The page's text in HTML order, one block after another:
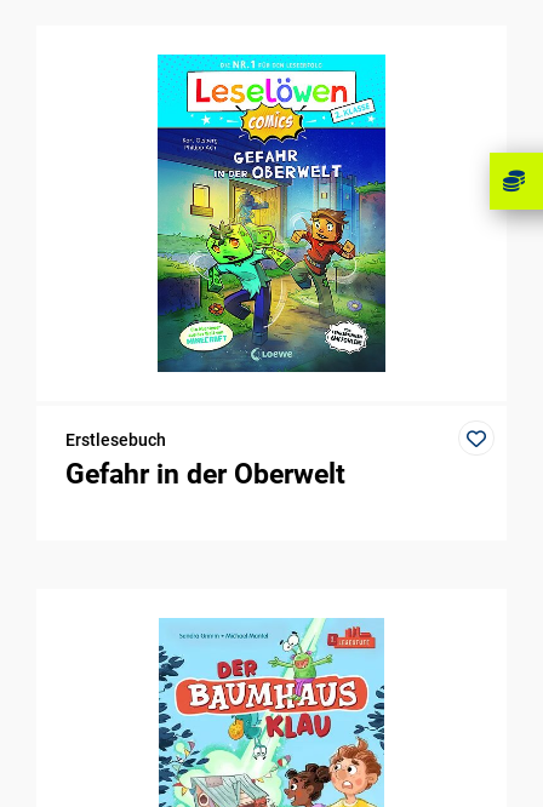
Erstlesebuch
Gefahr in der Oberwelt